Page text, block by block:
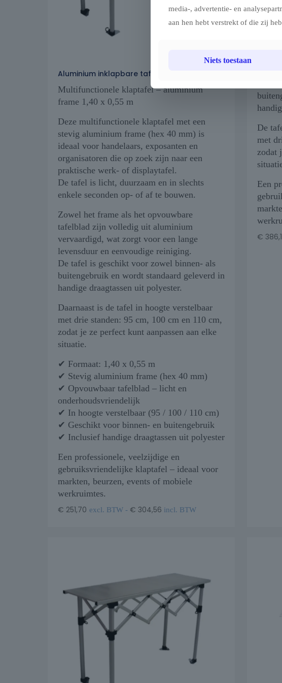
Aluminium inklapbare tafel – 1,40 m x 0,55 m
Multifunctionele klaptafel – aluminium
frame 1,40 x 0,55 m
Deze multifunctionele klaptafel met een
stevig aluminium frame (hex 40 mm) is
ideaal voor handelaars, exposanten en
organisatoren die op zoek zijn naar een
praktische werk- of displaytafel.
De tafel is licht, duurzaam en in slechts
enkele seconden op- of af te bouwen.
Zowel het frame als het opvouwbare
tafelblad zijn volledig uit aluminium
vervaardigd, wat zorgt voor een lange
levensduur en eenvoudige reiniging.
De tafel is geschikt voor zowel binnen- als
buitengebruik en wordt standaard geleverd in
handige draagtassen uit polyester.
Daarnaast is de tafel in hoogte verstelbaar
met drie standen: 95 cm, 100 cm en 110 cm,
zodat je ze perfect kunt aanpassen aan elke
situatie.
✔ Formaat: 1,40 x 0,55 m
✔ Stevig aluminium frame (hex 40 mm)
✔ Opvouwbaar tafelblad – licht en
onderhoudsvriendelijk
✔ In hoogte verstelbaar (95 / 100 / 110 cm)
✔ Geschikt voor binnen- en buitengebruik
✔ Inclusief handige draagtassen uit polyester
Een professionele, veelzijdige en
gebruiksvriendelijke klaptafel – ideaal voor
markten, beurzen, events of mobiele
werkruimtes.
€ 251,70 excl. BTW - € 304,56 incl. BTW
De
met
zodat
Een
€
media-, advertentie- en
aan hen hebt verstrekt of die zij
Niets toestaan